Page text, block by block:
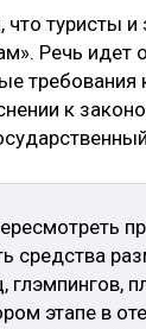
туристы
Речь идет
требования
к
средства
этапе в